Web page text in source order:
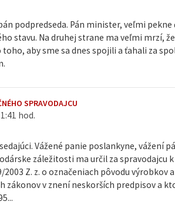
podpredseda. Pán minister, veľmi
stavu. Na druhej strane ma veľmi mrzí,
aby sme sa dnes spojili a ťahali za
SPRAVODAJCU
hod.
Vážené panie poslankyne, vážení
záležitosti ma určil za spravodajcu
2003 Z. z. o označeniach pôvodu
zákonov v znení neskorších predpisov a